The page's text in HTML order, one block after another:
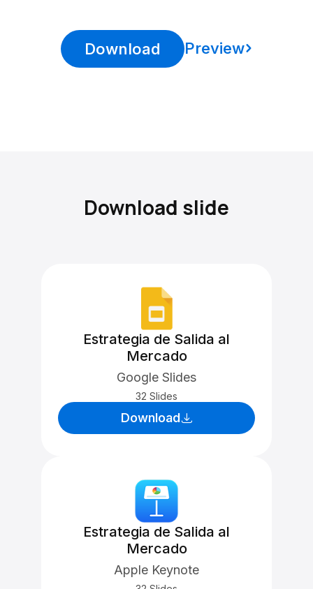
Download Preview
Download slide
Estrategia de Salida al
Mercado
Google Slides
32 Slides
Download
Estrategia de Salida al
Mercado
Apple Keynote